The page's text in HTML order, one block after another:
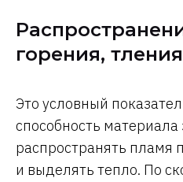
горения, тления
Это условный
способность материала
распространять пламя
и выделять тепло. По